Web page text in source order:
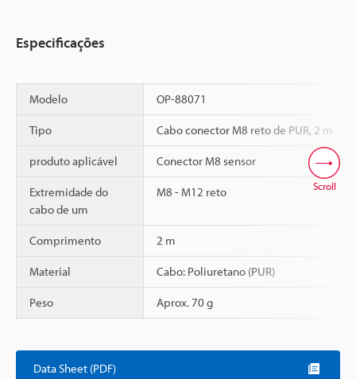
Especificações
Modelo OP-88071
Tipo Cabo conector M8 reto de PUR, 2 m
produto aplicável Conector M8 sensor
Extremidade do
cabo de um
M8 - M12 reto
Comprimento 2 m
Material Cabo: Poliuretano (PUR)
Peso Aprox. 70 g
Scroll
Data Sheet (PDF)